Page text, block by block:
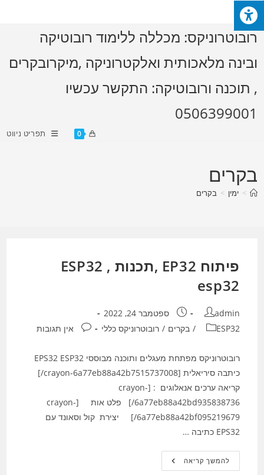
Skip
to
content
רובוטרוניקס: מכללה ללימוד רובוטיקה
ובינה מלאכותית ואלקטרוניקה ,מיקרובקרים
, תוכנה ורובוטיקה: התקשר עכשיו
0506399001
0 תפריט ניווט
בקרים
> ימין > בקרים
פיתוח EP32 ,תכנות ESP32 ,
esp32
מחבר:
admin פורסם:ספטמבר 24, 2022
קטגוריה:
ESP32
/ בקרים / רובוטרוניקס כללי תגובות:אין תגובות
כיתבה סיריאלית [crayon-6a77eb88a42b7515737008/]
קריאה ערכים אנאלוגים : [crayon-
6a77eb88a42bd935838736/] פלט אות [crayon-
6a77eb88a42bf095219679/] יצירת קול וסאונד עם
EPS32 כתיבה …
להמשך קריאהפיתוח
EP32